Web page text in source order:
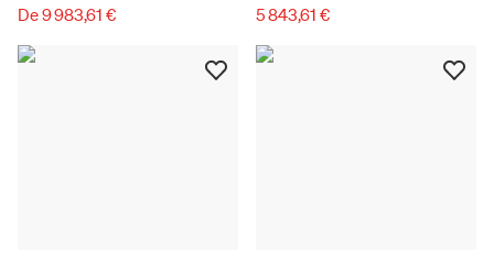
De 9 983,61 €
5 843,61 €